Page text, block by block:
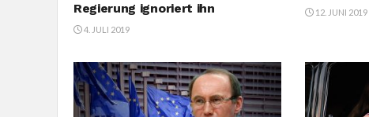
Regierung ignoriert ihn
4. JULI 2019
12. JUNI 2019